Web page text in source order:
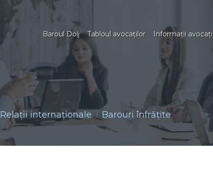
Baroul Dolj Tabloul avocaţilor Informaţii avocaţi
Relaţii internaţionale Barouri înfrățite